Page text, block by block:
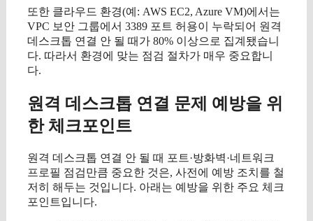
또한 클라우드 환경(예: AWS EC2, Azure VM)에서는
VPC 보안 그룹에서 3389 포트 허용이 누락되어 원격
데스크톱 연결 안 될 때가 80% 이상으로 집계됐습니
다. 따라서 환경에 맞는 점검 절차가 매우 중요합니
다.
원격 데스크톱 연결 문제 예방을 위
한 체크포인트
원격 데스크톱 연결 안 될 때 포트·방화벽·네트워크
프로필 점검만큼 중요한 것은, 사전에 예방 조치를 철
저히 해두는 것입니다. 아래는 예방을 위한 주요 체크
포인트입니다.